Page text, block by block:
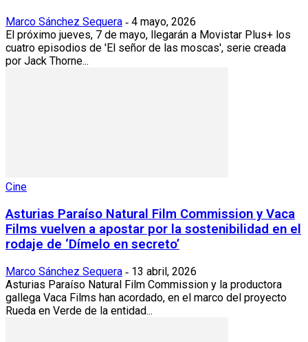
Marco Sánchez Sequera - 4 mayo, 2026
El próximo jueves, 7 de mayo, llegarán a Movistar Plus+ los
cuatro episodios de 'El señor de las moscas', serie creada
por Jack Thorne...
Cine
Asturias Paraíso Natural Film Commission y Vaca
Films vuelven a apostar por la sostenibilidad en el
rodaje de ‘Dímelo en secreto’
Marco Sánchez Sequera - 13 abril, 2026
Asturias Paraíso Natural Film Commission y la productora
gallega Vaca Films han acordado, en el marco del proyecto
Rueda en Verde de la entidad...